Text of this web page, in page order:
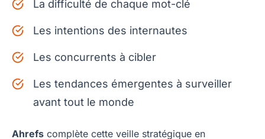
La difficulté de chaque mot-clé
Les intentions des internautes
Les concurrents à cibler
Les tendances émergentes à surveiller
avant tout le monde
Ahrefs complète cette veille stratégique en